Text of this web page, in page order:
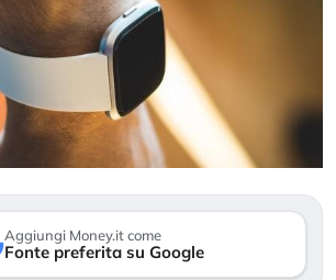
Aggiungi Money.it come
Fonte preferita su Google